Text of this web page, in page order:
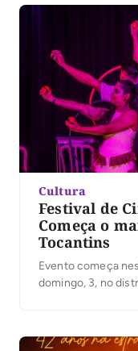
Cultura
Festival de
Começa o
Tocantins
Evento começa
domingo, 3, no